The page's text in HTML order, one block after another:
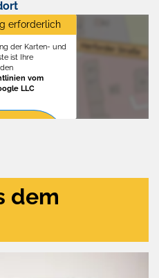
erforderlich
der Karten- und
ist Ihre
vom
LLC
dem